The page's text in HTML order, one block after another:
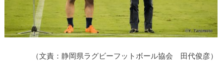
（文責：静岡県ラグビーフットボール協会 田代俊彦）